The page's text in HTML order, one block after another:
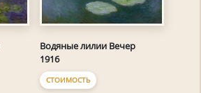
Водяные лилии Вечер
1916
СТОИМОСТЬ